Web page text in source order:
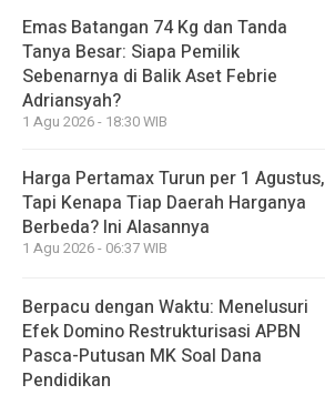
Emas Batangan 74 Kg dan Tanda
Tanya Besar: Siapa Pemilik
Sebenarnya di Balik Aset Febrie
Adriansyah?
1 Agu 2026 - 18:30 WIB
Harga Pertamax Turun per 1 Agustus,
Tapi Kenapa Tiap Daerah Harganya
Berbeda? Ini Alasannya
1 Agu 2026 - 06:37 WIB
Berpacu dengan Waktu: Menelusuri
Efek Domino Restrukturisasi APBN
Pasca-Putusan MK Soal Dana
Pendidikan